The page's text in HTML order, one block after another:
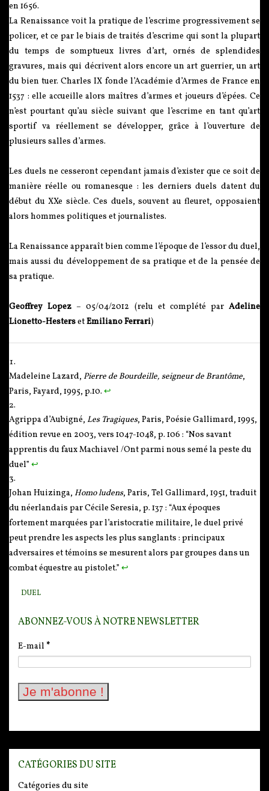
en 1656.
La Renaissance voit la pratique de l’escrime progressivement se
policer, et ce par le biais de traités d’escrime qui sont la plupart
du temps de somptueux livres d’art, ornés de splendides
gravures, mais qui décrivent alors encore un art guerrier, un art
du bien tuer. Charles IX fonde l’Académie d’Armes de France en
1537 : elle accueille alors maîtres d’armes et joueurs d’épées. Ce
n’est pourtant qu’au siècle suivant que l’escrime en tant qu’art
sportif va réellement se développer, grâce à l’ouverture de
plusieurs salles d’armes.
Les duels ne cesseront cependant jamais d’exister que ce soit de
manière réelle ou romanesque : les derniers duels datent du
début du XXe siècle. Ces duels, souvent au fleuret, opposaient
alors hommes politiques et journalistes.
La Renaissance apparaît bien comme l’époque de l’essor du duel,
mais aussi du développement de sa pratique et de la pensée de
sa pratique.
Geoffrey Lopez – 05/04/2012 (relu et complété par Adeline
Lionetto-HestersetEmiliano Ferrari)
Madeleine Lazard, Pierre de Bourdeille, seigneur de Brantôme,
Paris, Fayard, 1995, p.10. ↩
Agrippa d’Aubigné, Les Tragiques, Paris, Poésie Gallimard, 1995,
édition revue en 2003, vers 1047-1048, p. 106 : “Nos savant
apprentis du faux Machiavel /Ont parmi nous semé la peste du
duel” ↩
Johan Huizinga, Homo ludens, Paris, Tel Gallimard, 1951, traduit
du néerlandais par Cécile Seresia, p. 137 : “Aux époques
fortement marquées par l’aristocratie militaire, le duel privé
peut prendre les aspects les plus sanglants : principaux
adversaires et témoins se mesurent alors par groupes dans un
combat équestre au pistolet.” ↩
DUEL
ABONNEZ-VOUS À NOTRE NEWSLETTER
E-mail *
CATÉGORIES DU SITE
Catégories du site